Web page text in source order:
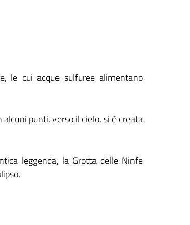
le cui acque sulfuree alimentano
punti, verso il cielo, si è creata
leggenda, la Grotta delle Ninfe